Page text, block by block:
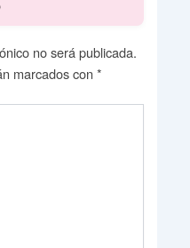
no será publicada.
marcados con *